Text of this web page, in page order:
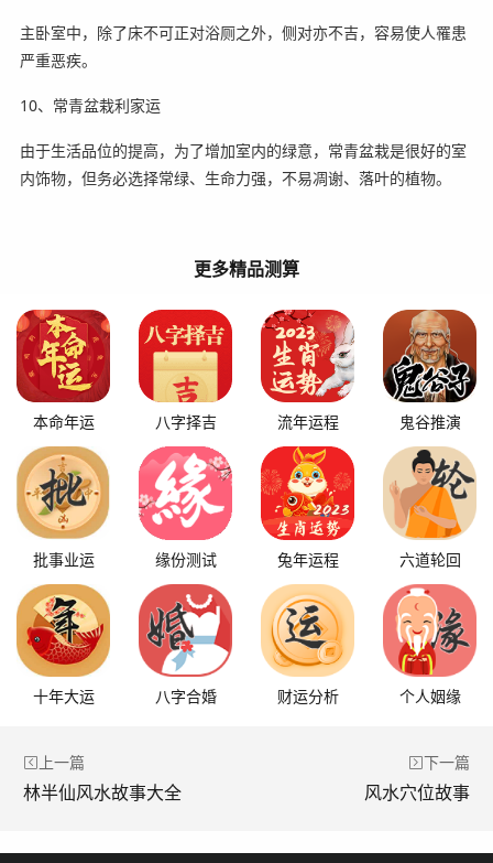
主卧室中，除了床不可正对浴厕之外，侧对亦不吉，容易使人罹患
严重恶疾。
10、常青盆栽利家运
由于生活品位的提高，为了增加室内的绿意，常青盆栽是很好的室
内饰物，但务必选择常绿、生命力强，不易凋谢、落叶的植物。
更多精品测算
本命年运 八字择吉 流年运程 鬼谷推演
批事业运 缘份测试 兔年运程 六道轮回
十年大运 八字合婚 财运分析 个人姻缘
上一篇
林半仙风水故事大全
下一篇
风水穴位故事